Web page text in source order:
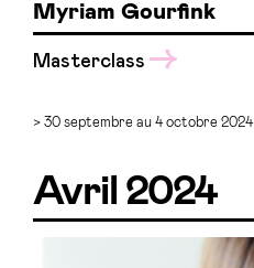
Myriam Gourfink
Masterclass
> 30 septembre au 4 octobre 2024
Avril 2024